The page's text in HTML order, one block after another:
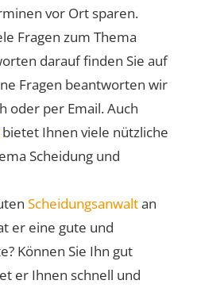
vor Ort sparen.
Fragen zum Thema
darauf finden Sie auf
Fragen beantworten wir
oder per Email. Auch
bietet Ihnen viele nützliche
Scheidung und
Scheidungsanwaltan
er eine gute und
Können Sie Ihn gut
er Ihnen schnell und